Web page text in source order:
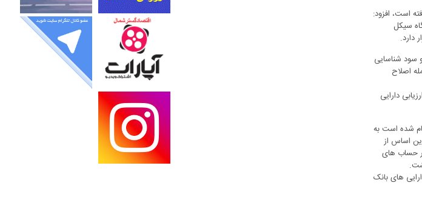
است، افزود:
سیکل
دارد.
سود شناسایی
اصلاح
دارایی
شده است به
اساس از
حساب های
های بانک